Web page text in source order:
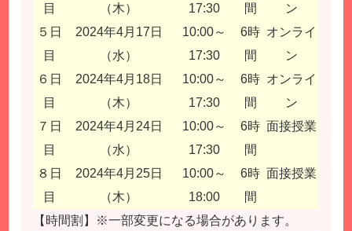
目
（木）
17:30
間
ン
５日
目
2024年4月17日
（水）
10:00～
17:30
6時
間
オンライ
ン
６日
目
2024年4月18日
（木）
10:00～
17:30
6時
間
オンライ
ン
７日
目
2024年4月24日
（水）
10:00～
17:30
6時
間
面接授業
８日
目
2024年4月25日
（木）
10:00～
18:00
6時
間
面接授業
【時間割】※一部変更になる場合があります。